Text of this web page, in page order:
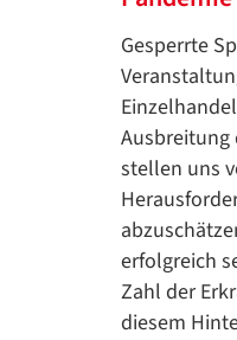
Gesperrte
Ausbreitung
stellen uns
erfolgreich
Zahl der
diesem